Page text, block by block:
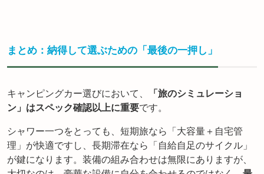
まとめ：納得して選ぶための「最後の一押し」
キャンピングカー選びにおいて、
「旅のシミュレーショ
ン」はスペック確認以上に重要です。
シャワー一つをとっても、短期旅なら「大容量＋自宅管
理」が快適ですし、長期滞在なら「自給自足のサイクル」
が鍵になります。装備の組み合わせは無限にありますが、